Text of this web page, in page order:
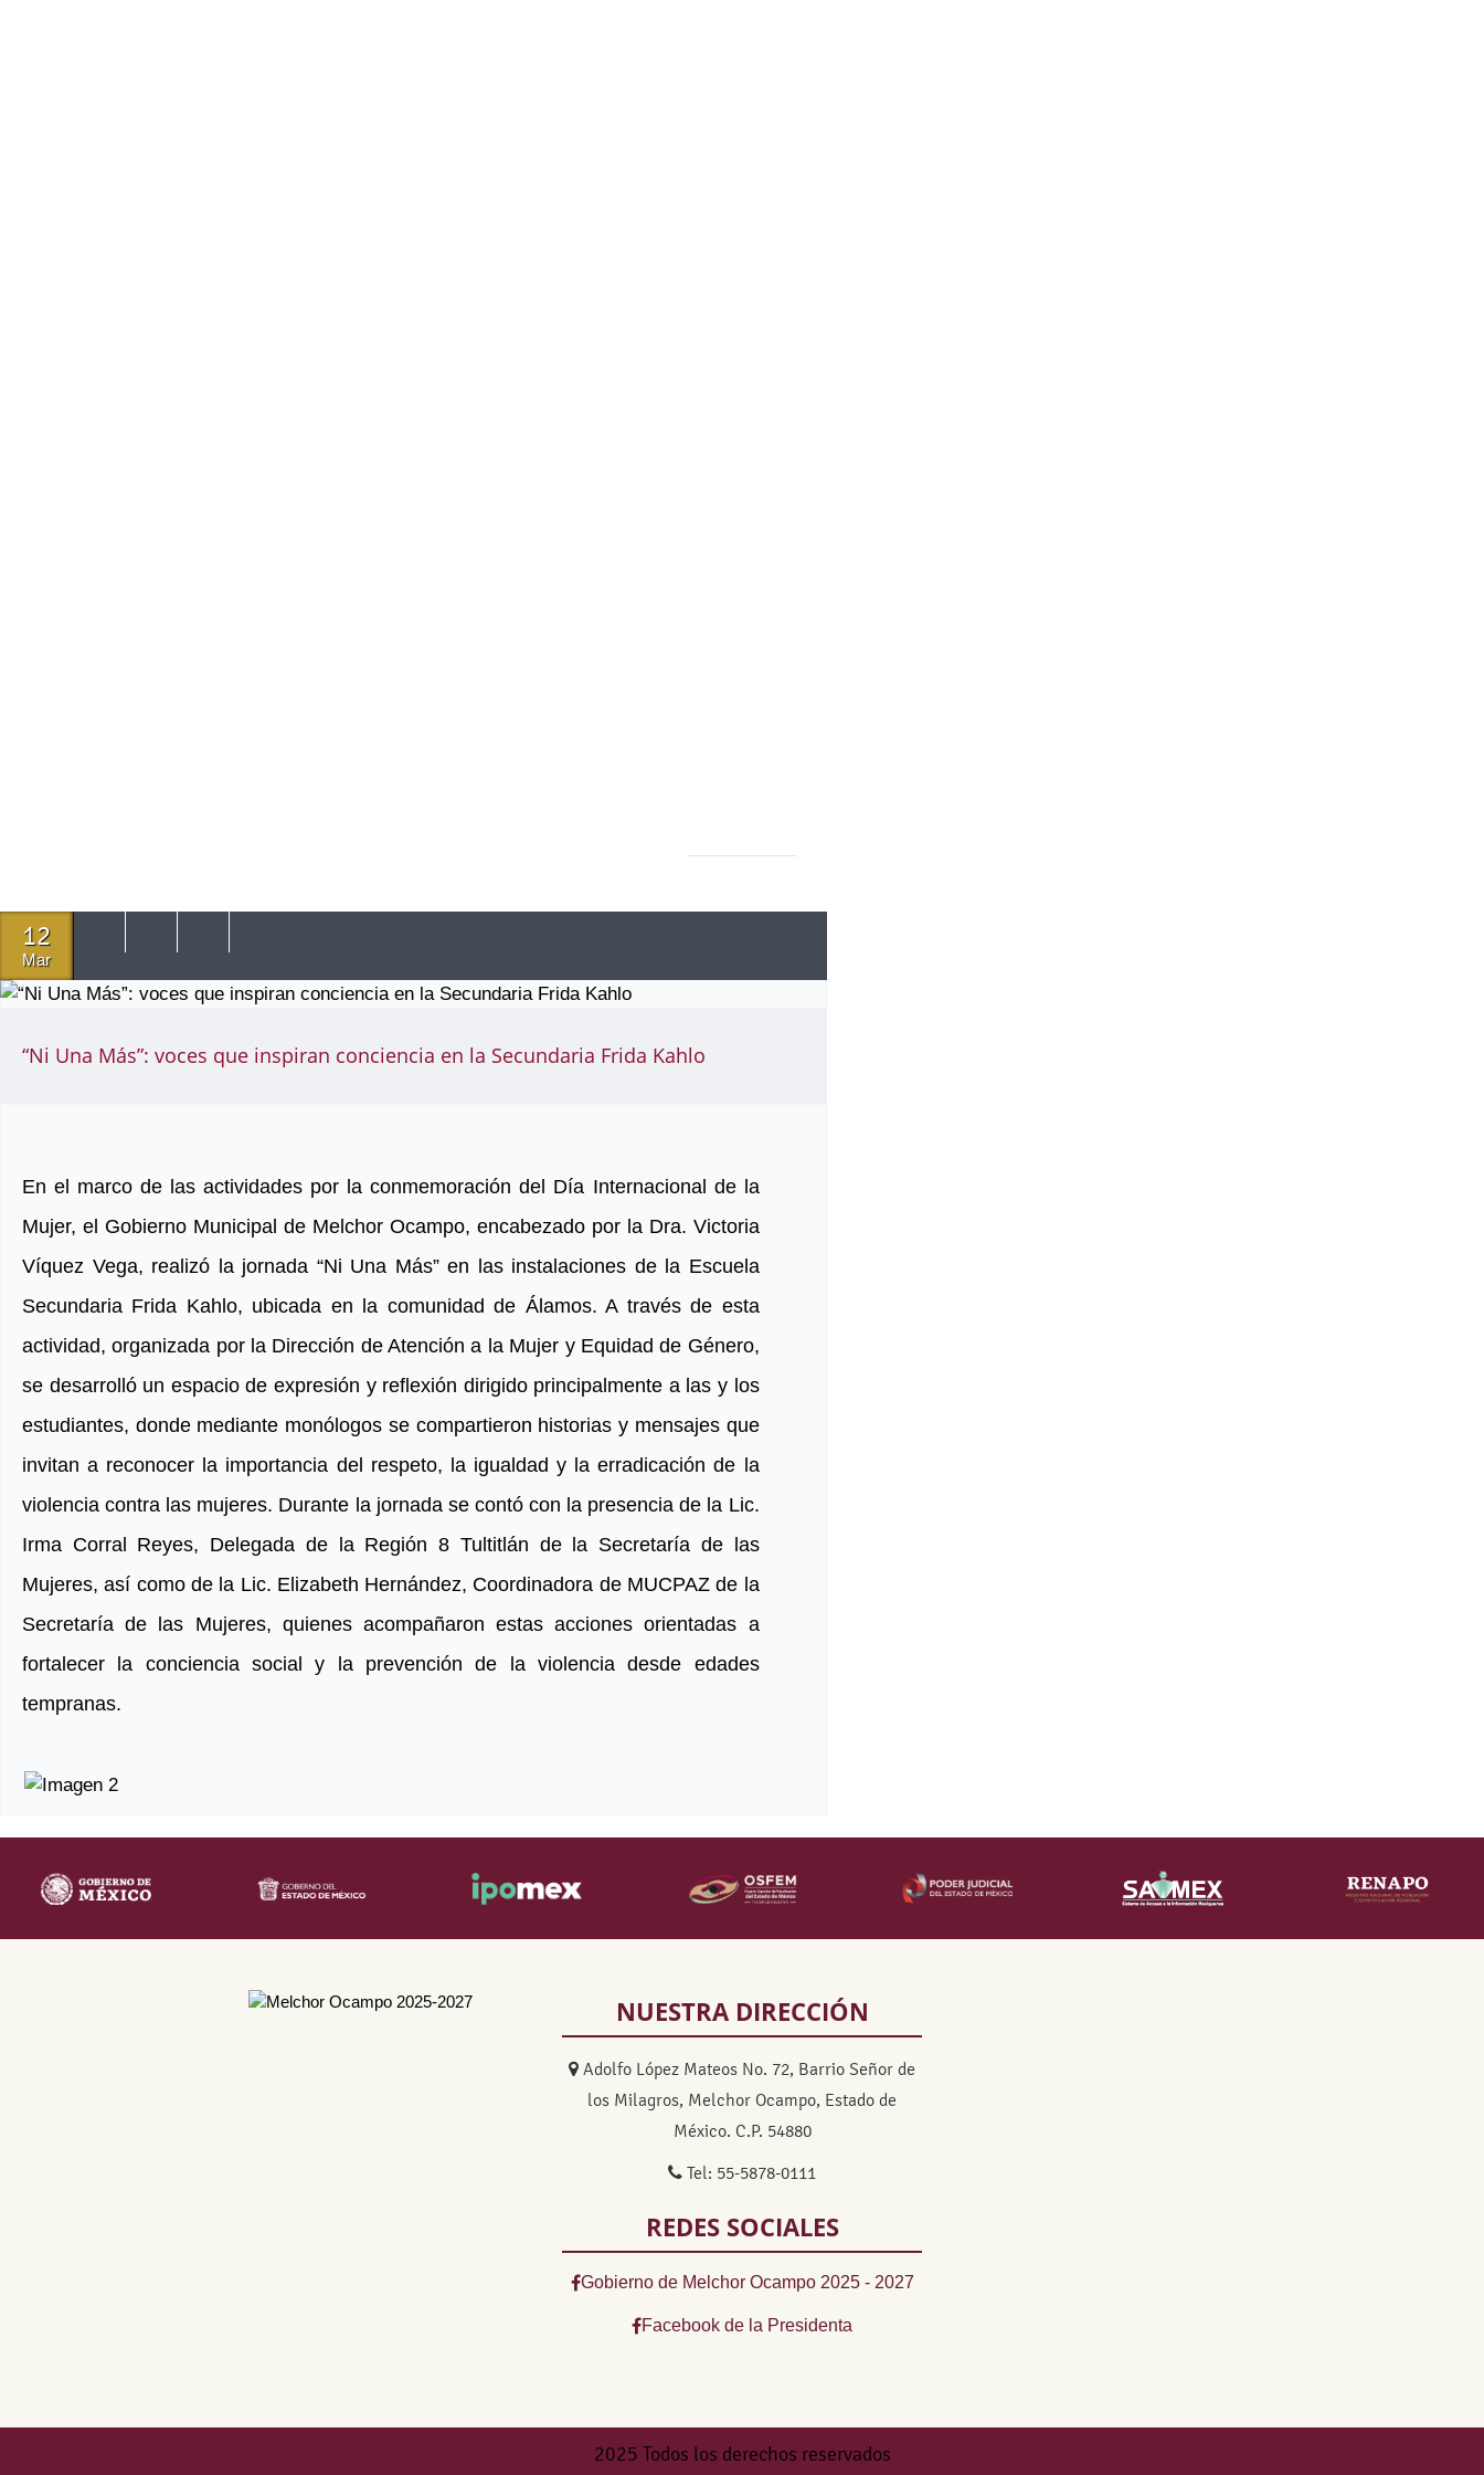
12
Mar
“Ni Una Más”: voces que inspiran conciencia en la Secundaria Frida Kahlo
En el marco de las actividades por la conmemoración del Día Internacional de la
Mujer, el Gobierno Municipal de Melchor Ocampo, encabezado por la Dra. Victoria
Víquez Vega, realizó la jornada “Ni Una Más” en las instalaciones de la Escuela
Secundaria Frida Kahlo, ubicada en la comunidad de Álamos. A través de esta
actividad, organizada por la Dirección de Atención a la Mujer y Equidad de Género,
se desarrolló un espacio de expresión y reflexión dirigido principalmente a las y los
estudiantes, donde mediante monólogos se compartieron historias y mensajes que
invitan a reconocer la importancia del respeto, la igualdad y la erradicación de la
violencia contra las mujeres. Durante la jornada se contó con la presencia de la Lic.
Irma Corral Reyes, Delegada de la Región 8 Tultitlán de la Secretaría de las
Mujeres, así como de la Lic. Elizabeth Hernández, Coordinadora de MUCPAZ de la
Secretaría de las Mujeres, quienes acompañaron estas acciones orientadas a
fortalecer la conciencia social y la prevención de la violencia desde edades
tempranas.
NUESTRA DIRECCIÓN
Adolfo López Mateos No. 72, Barrio Señor de
los Milagros, Melchor Ocampo, Estado de
México. C.P. 54880
Tel: 55-5878-0111
REDES SOCIALES
Gobierno de Melchor Ocampo 2025 - 2027
Facebook de la Presidenta
2025 Todos los derechos reservados